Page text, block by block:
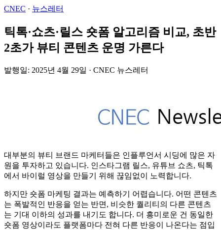
CNEC · 뉴스레터
틱톡·쇼츠·릴스 숏폼 알고리즘 비교, 초반
2초가 뷰티 콘텐츠 운명 가른다
발행일: 2025년 4월 29일 · CNEC 뉴스레터
대부분의 뷰티 브랜드 마케터들은 인플루언서 시딩에 많은 자
원을 투자하고 있습니다. 인스타그램 릴스, 유튜브 쇼츠, 틱톡
에서 바이럴 영상을 만들기 위해 끊임없이 노력합니다.
하지만 숏폼 마케팅 결과는 예측하기 어렵습니다. 어떤 콘텐츠
는 폭발적인 반응을 얻는 반면, 비슷한 퀄리티의 다른 콘텐츠
는 기대 이하의 성과를 내기도 합니다. 더 흥미로운 건 동일한
숏폼 영상이라도 플랫폼마다 전혀 다른 반응이 나온다는 점입